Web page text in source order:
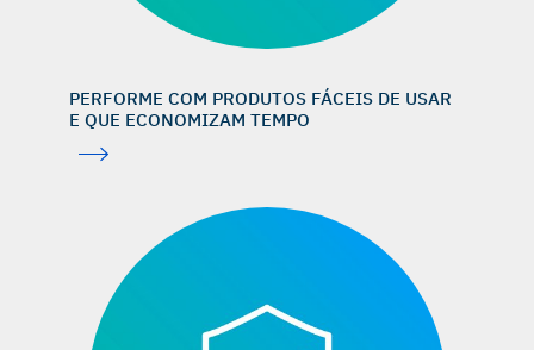
PERFORME COM PRODUTOS FÁCEIS DE USAR
E QUE ECONOMIZAM TEMPO